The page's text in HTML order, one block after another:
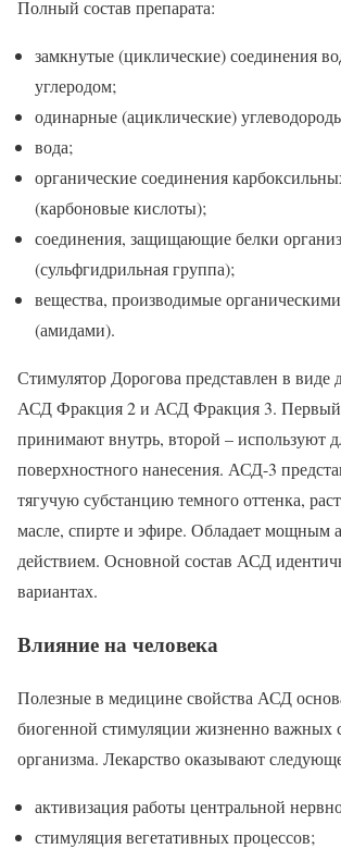
Полный состав препарата:
замкнутые (циклические) соединения
углеродом;
одинарные (ациклические)
вода;
органические соединения
(карбоновые кислоты);
соединения, защищающие белки
(сульфгидрильная группа);
вещества, производимые
(амидами).
Стимулятор Дорогова представлен в виде
АСД Фракция 2 и АСД Фракция 3. Первый
принимают внутрь, второй – используют
поверхностного нанесения. АСД-3
тягучую субстанцию темного оттенка,
масле, спирте и эфире. Обладает мощным
действием. Основной состав АСД
вариантах.
Влияние на человека
Полезные в медицине свойства АСД
биогенной стимуляции жизненно важных
организма. Лекарство оказывают
активизация работы центральной
стимуляция вегетативных процессов;